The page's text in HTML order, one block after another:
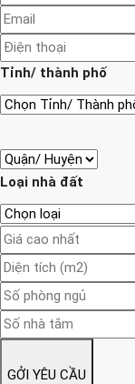
Tỉnh/ thành phố
Loại nhà đất
GỞI YÊU CẦU